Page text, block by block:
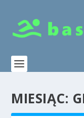
MIESIĄC: